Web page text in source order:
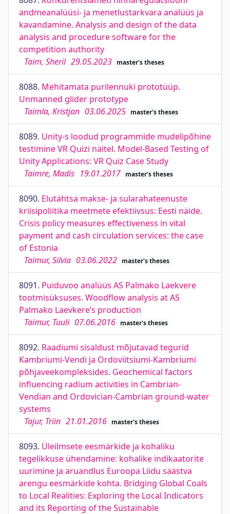
andmeanalüüsi- ja menetlustarkvara analüüs ja
kavandamine. Analysis and design of the data
analysis and procedure software for the
competition authority
Taim, Sheril 29.05.2023 master's theses
8088. Mehitamata purilennuki prototüüp.
Unmanned glider prototype
Taimla, Kristjan 03.06.2025 master's theses
8089. Unity-s loodud programmide mudelipõhine
testimine VR Quizi näitel. Model-Based Testing of
Unity Applications: VR Quiz Case Study
Taimre, Madis 19.01.2017 master's theses
8090. Elutähtsa makse- ja sularahateenuste
kriisipoliitika meetmete efektiivsus: Eesti näide.
Crisis policy measures effectiveness in vital
payment and cash circulation services: the case
of Estonia
Taimur, Silvia 03.06.2022 master's theses
8091. Puiduvoo analüüs AS Palmako Laekvere
tootmisüksuses. Woodflow analysis at AS
Palmako Laevkere’s production
Taimur, Tuuli 07.06.2016 master's theses
8092. Raadiumi sisaldust mõjutavad tegurid
Kambriumi-Vendi ja Ordoviitsiumi-Kambriumi
põhjaveekompleksides. Geochemical factors
influencing radium activities in Cambrian-
Vendian and Ordovician-Cambrian ground-water
systems
Tajur, Triin 21.01.2016 master's theses
8093. Üleilmsete eesmärkide ja kohaliku
tegelikkuse ühendamine: kohalike indikaatorite
uurimine ja aruandlus Euroopa Liidu säästva
arengu eesmärkide kohta. Bridging Global Coals
to Local Realities: Exploring the Local Indicators
and its Reporting of the Sustainable